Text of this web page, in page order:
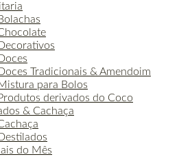
Tradicionais & Amendoim
para Bolos
derivados do Coco
& Cachaça
do Mês